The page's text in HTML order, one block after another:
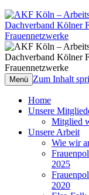
AKF Köln –
Dachverband
Menü Zum Inhalt
Home
Unsere
Mitglied
Unsere Arbeit
Wie wir
2025
2020